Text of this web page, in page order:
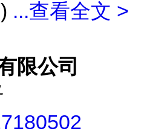
...查看全文 >
限公司